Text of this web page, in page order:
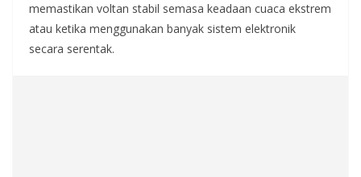
memastikan voltan stabil semasa keadaan cuaca ekstrem
atau ketika menggunakan banyak sistem elektronik
secara serentak.